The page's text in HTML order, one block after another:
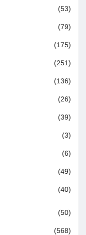
(53)
(79)
(175)
(251)
(136)
(26)
(39)
(3)
(6)
(49)
(40)
(50)
(568)